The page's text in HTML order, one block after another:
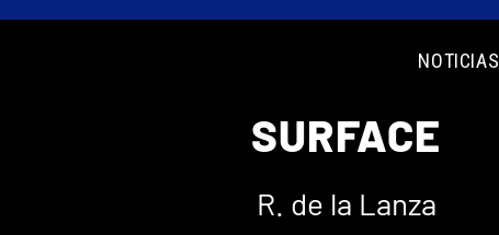
NOTICIAS
SURFACE
R. de la Lanza